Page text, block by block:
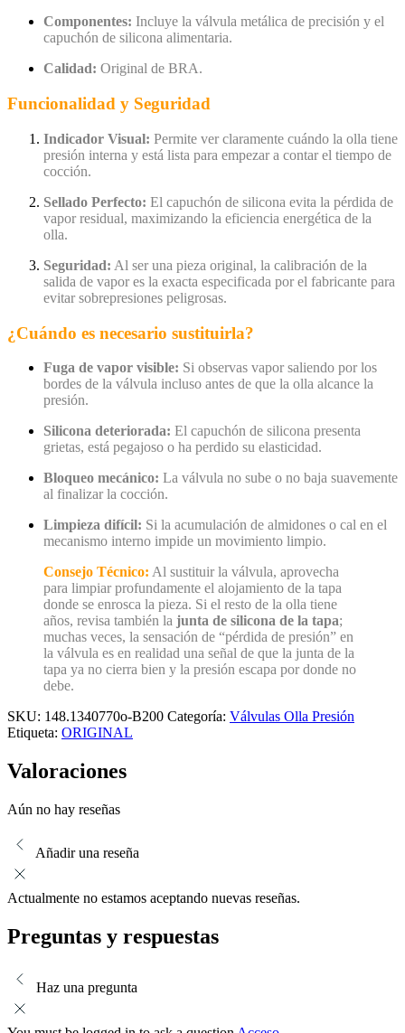
Componentes: Incluye la válvula metálica de precisión y el
capuchón de silicona alimentaria.
Calidad: Original de BRA.
Funcionalidad y Seguridad
Indicador Visual: Permite ver claramente cuándo la olla tiene
presión interna y está lista para empezar a contar el tiempo de
cocción.
Sellado Perfecto: El capuchón de silicona evita la pérdida de
vapor residual, maximizando la eficiencia energética de la
olla.
Seguridad: Al ser una pieza original, la calibración de la
salida de vapor es la exacta especificada por el fabricante para
evitar sobrepresiones peligrosas.
¿Cuándo es necesario sustituirla?
Fuga de vapor visible: Si observas vapor saliendo por los
bordes de la válvula incluso antes de que la olla alcance la
presión.
Silicona deteriorada: El capuchón de silicona presenta
grietas, está pegajoso o ha perdido su elasticidad.
Bloqueo mecánico: La válvula no sube o no baja suavemente
al finalizar la cocción.
Limpieza difícil: Si la acumulación de almidones o cal en el
mecanismo interno impide un movimiento limpio.
Consejo Técnico: Al sustituir la válvula, aprovecha
para limpiar profundamente el alojamiento de la tapa
donde se enrosca la pieza. Si el resto de la olla tiene
años, revisa también la junta de silicona de la tapa;
muchas veces, la sensación de “pérdida de presión” en
la válvula es en realidad una señal de que la junta de la
tapa ya no cierra bien y la presión escapa por donde no
debe.
SKU: 148.1340770o-B200 Categoría: Válvulas Olla Presión
Etiqueta: ORIGINAL
Valoraciones
Aún no hay reseñas
Añadir una reseña
Actualmente no estamos aceptando nuevas reseñas.
Preguntas y respuestas
Haz una pregunta